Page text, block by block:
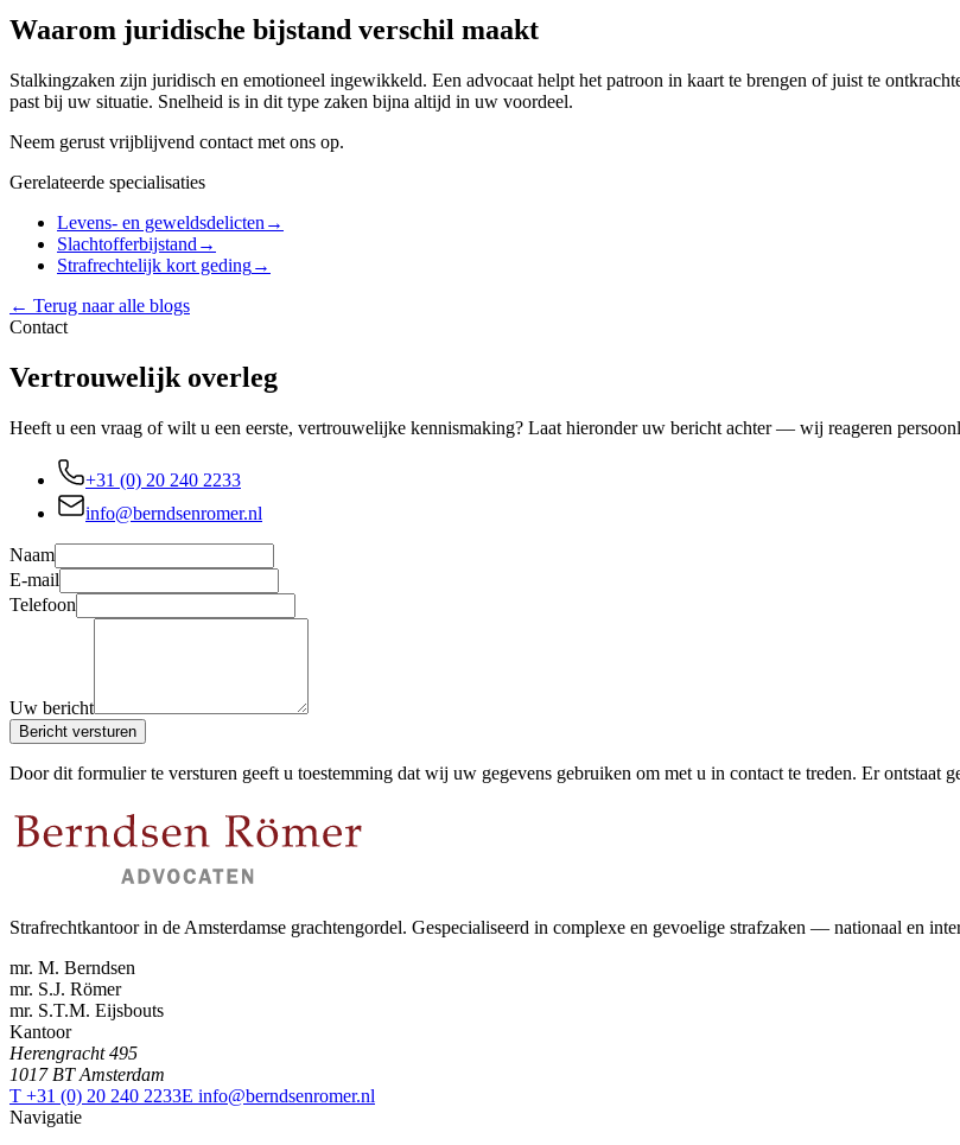
Waarom juridische bijstand verschil maakt
Stalkingzaken zijn juridisch en emotioneel ingewikkeld. Een advocaat helpt het patroon in kaart te brengen of juist te
past bij uw situatie. Snelheid is in dit type zaken bijna altijd in uw voordeel.
Neem gerust vrijblijvend contact met ons op.
Gerelateerde specialisaties
Levens- en geweldsdelicten →
Slachtofferbijstand →
Strafrechtelijk kort geding→
← Terug naar alle blogs
Contact
Vertrouwelijk overleg
Heeft u een vraag of wilt u een eerste, vertrouwelijke kennismaking? Laat hieronder uw bericht achter — wij reageren
+31 (0) 20 240 2233
info@berndsenromer.nl
Naam
E-mail
Telefoon
Uw bericht
Bericht versturen
Door dit formulier te versturen geeft u toestemming dat wij uw gegevens gebruiken om met u in contact te treden. Er
Strafrechtkantoor in de Amsterdamse grachtengordel. Gespecialiseerd in complexe en gevoelige strafzaken — nationaal en
mr. M. Berndsen
mr. S.J. Römer
mr. S.T.M. Eijsbouts
Kantoor
Herengracht 495
1017 BT Amsterdam
T +31 (0) 20 240 2233E info@berndsenromer.nl
Navigatie